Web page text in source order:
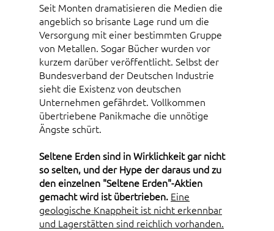
Seit Monten dramatisieren die Medien die
angeblich so brisante Lage rund um die
Versorgung mit einer bestimmten Gruppe
von Metallen. Sogar Bücher wurden vor
kurzem darüber veröffentlicht. Selbst der
Bundesverband der Deutschen Industrie
sieht die Existenz von deutschen
Unternehmen gefährdet. Vollkommen
übertriebene Panikmache die unnötige
Ängste schürt.
Seltene Erden sind in Wirklichkeit gar nicht
so selten, und der Hype der daraus und zu
den einzelnen "Seltene Erden"-Aktien
gemacht wird ist übertrieben. Eine
geologische Knappheit ist nicht erkennbar
und Lagerstätten sind reichlich vorhanden.